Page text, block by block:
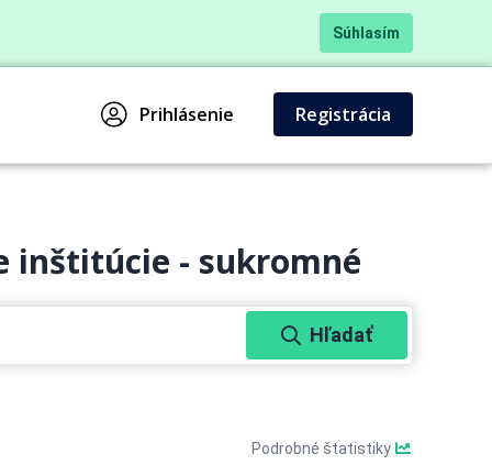
Súhlasím
Prihlásenie Registrácia
inštitúcie - sukromné
Hľadať
Podrobné štatistiky